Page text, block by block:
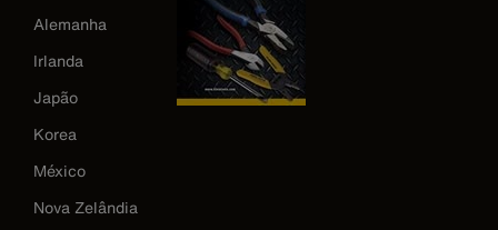
Alemanha
Irlanda
Japão
Korea
México
Nova Zelândia